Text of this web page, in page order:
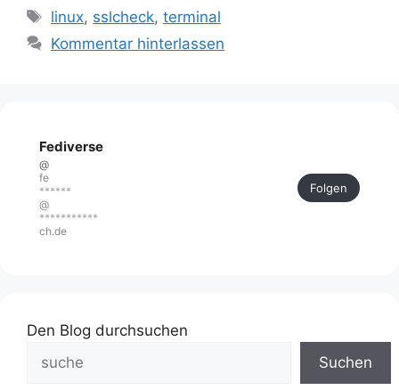
Schlagwörter
linux, sslcheck,terminal
Kommentar hinterlassen
Fediverse
@
fe
******
@
***********
ch.de
Folgen
Den Blog durchsuchen
Suchen